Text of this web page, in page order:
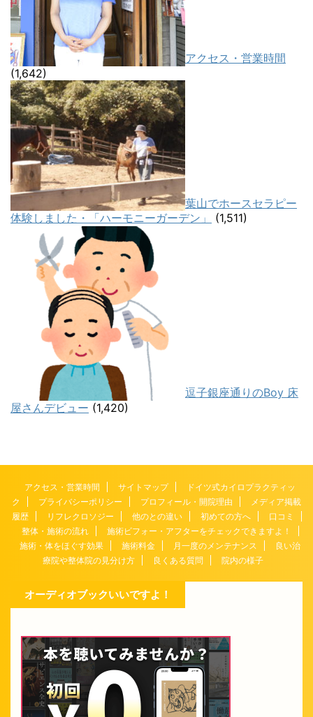
アクセス・営業時間
(1,642)
葉山でホースセラピー
体験しました・「ハーモニーガーデン」
(1,511)
逗子銀座通りのBoy 床
屋さんデビュー (1,420)
アクセス・営業時間 サイトマップ
ドイツ式カイロプラクティッ
ク
プライバシーポリシー プロフィール・開院理由
メディア掲載
履歴
リフレクロソジー 他のとの違い 初めての方へ
口コミ
整体・施術の流れ
施術ビフォー・アフターをチェックできますよ！
施術・体をほぐす効果
施術料金 月一度のメンテナンス
良い治
療院や整体院の見分け方
良くある質問 院内の様子
オーディオブックいいですよ！